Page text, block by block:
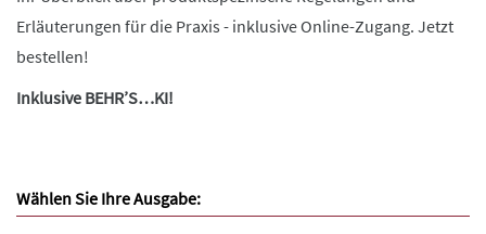
Erläuterungen für die Praxis - inklusive Online-Zugang. Jetzt
bestellen!
Inklusive BEHR’S…KI!
Wählen Sie Ihre Ausgabe: